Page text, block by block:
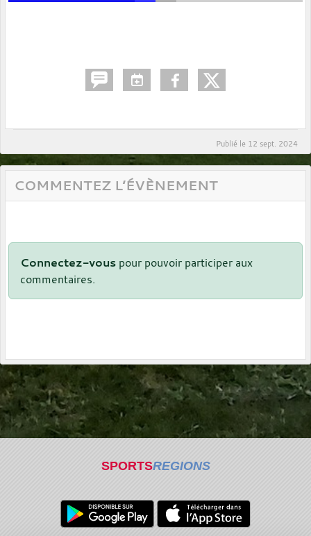
Publié le 12 sept. 2024
COMMENTEZ L’ÉVÈNEMENT
Connectez-vous pour pouvoir participer aux
commentaires.
SPORTSREGIONS